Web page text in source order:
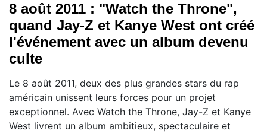
8 août 2011 : "Watch the Throne",
quand Jay-Z et Kanye West ont créé
l'événement avec un album devenu
culte
Le 8 août 2011, deux des plus grandes stars du rap
américain unissent leurs forces pour un projet
exceptionnel. Avec Watch the Throne, Jay-Z et Kanye
West livrent un album ambitieux, spectaculaire et